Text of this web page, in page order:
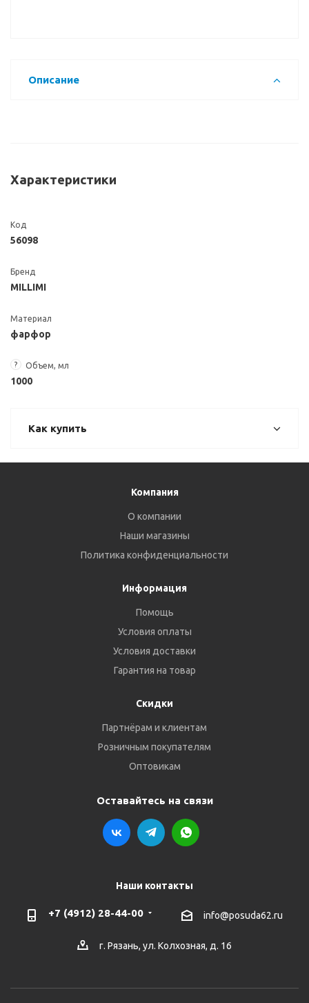
Описание
Характеристики
Код
56098
Бренд
MILLIMI
Материал
фарфор
? Объем, мл
1000
Как купить
Компания
О компании
Наши магазины
Политика конфиденциальности
Информация
Помощь
Условия оплаты
Условия доставки
Гарантия на товар
Скидки
Партнёрам и клиентам
Розничным покупателям
Оптовикам
Оставайтесь на связи
Наши контакты
+7 (4912) 28-44-00 info@posuda62.ru
г. Рязань, ул. Колхозная, д. 16